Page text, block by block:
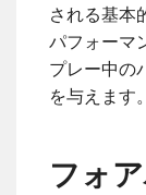
される基本
パフォーマ
プレー中の
を与えます。
フォ